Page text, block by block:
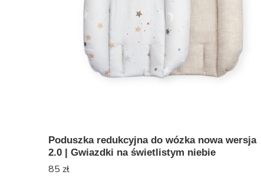
Poduszka redukcyjna do wózka nowa wersja
2.0 | Gwiazdki na świetlistym niebie
85 zł